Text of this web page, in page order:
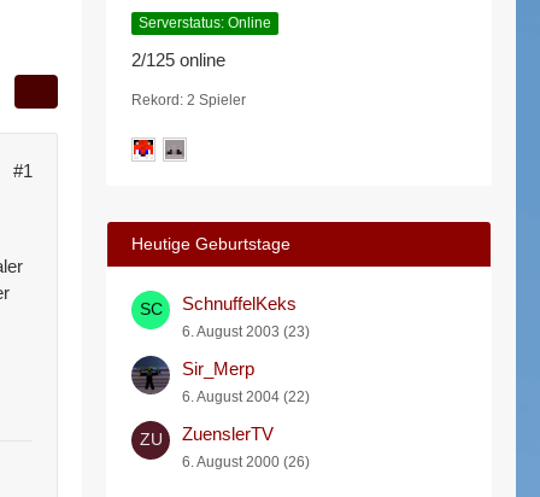
#1
Serverstatus: Online
2/125 online
Rekord: 2 Spieler
Heutige Geburtstage
SchnuffelKeks
6. August 2003 (23)
Sir_Merp
6. August 2004 (22)
ZuenslerTV
6. August 2000 (26)